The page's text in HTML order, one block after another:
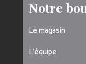
Notre
Le magasin
L’équipe